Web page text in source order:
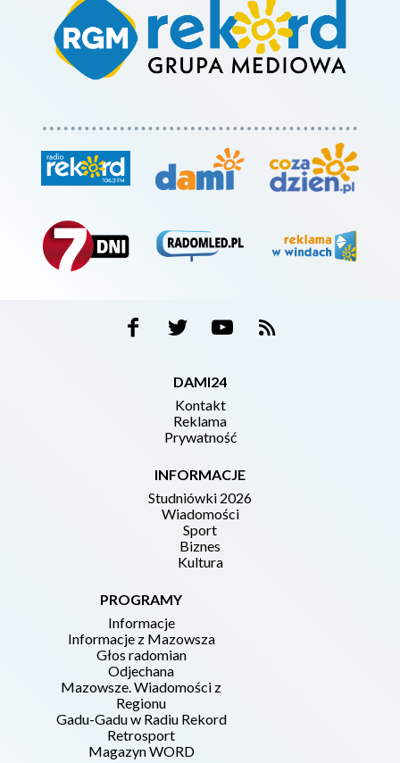
DAMI24
Kontakt
Reklama
Prywatność
INFORMACJE
Studniówki 2026
Wiadomości
Sport
Biznes
Kultura
PROGRAMY
Informacje
Informacje z Mazowsza
Głos radomian
Odjechana
Mazowsze. Wiadomości z
Regionu
Gadu-Gadu w Radiu Rekord
Retrosport
Magazyn WORD